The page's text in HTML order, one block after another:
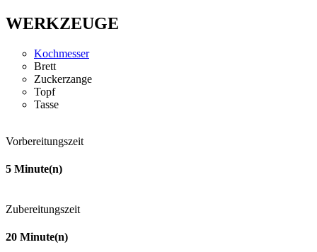
WERKZEUGE
Kochmesser
Brett
Zuckerzange
Topf
Tasse
Vorbereitungszeit
5 Minute(n)
Zubereitungszeit
20 Minute(n)